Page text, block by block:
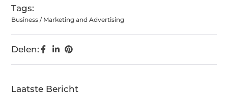
Tags:
Business / Marketing and Advertising
Delen:
Laatste Bericht